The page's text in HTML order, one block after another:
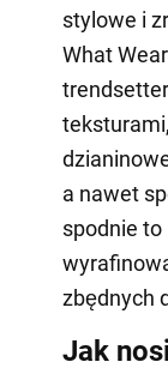
stylowe i
What
a nawet
spodnie to
zbędnych
Jak